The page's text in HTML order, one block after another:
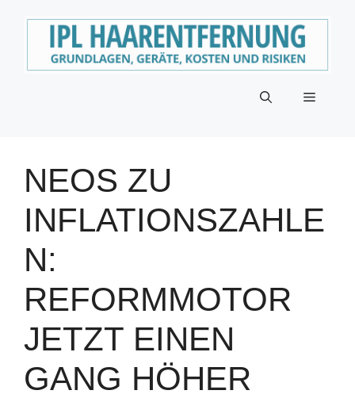
Menü
NEOS ZU
INFLATIONSZAHLE
N:
REFORMMOTOR
JETZT EINEN
GANG HÖHER